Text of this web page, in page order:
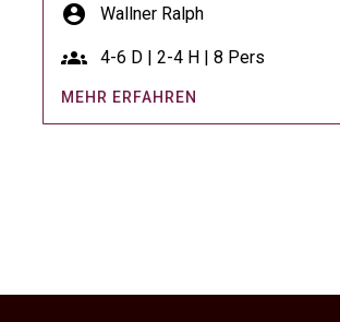
account_circle Wallner Ralph
groups 4-6 D | 2-4 H | 8 Pers
MEHR ERFAHREN